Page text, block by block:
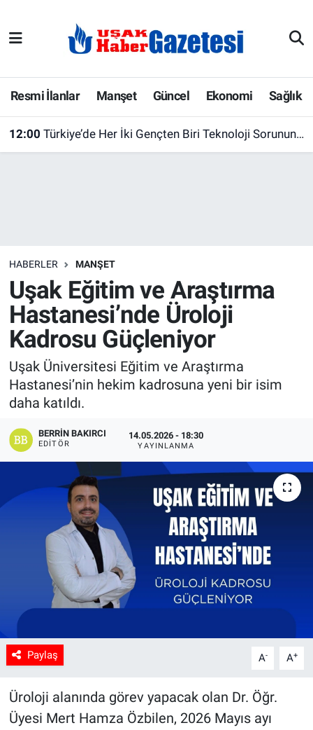
Resmi İlanlar Manşet Güncel Ekonomi Sağlık
12:00 Türkiye’de Her İki Gençten Biri Teknoloji Sorununu Kısa Sürede Çözemiyor
HABERLER MANŞET
Uşak Eğitim ve Araştırma
Hastanesi’nde Üroloji
Kadrosu Güçleniyor
Uşak Üniversitesi Eğitim ve Araştırma
Hastanesi’nin hekim kadrosuna yeni bir isim
daha katıldı.
BERRIN BAKIRCI
EDITÖR
14.05.2026 - 18:30
YAYINLANMA
Paylaş A- A+
Üroloji alanında görev yapacak olan Dr. Öğr.
Üyesi Mert Hamza Özbilen, 2026 Mayıs ayı
E-Gazete
Ekonomi
Köşe Yazarları
Kültür Sanat
Manşet
Resmi İlanlar
Sağlık
Son Dakika
Spor
Uşak Haberleri
Uşak Hava Durumu
Uşak Trafik Yoğunluk Haritası
Süper Lig Puan Durumu ve Fikstür